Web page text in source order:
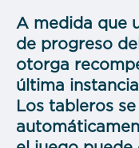
A medida que
de progreso
otorga
última
Los tableros